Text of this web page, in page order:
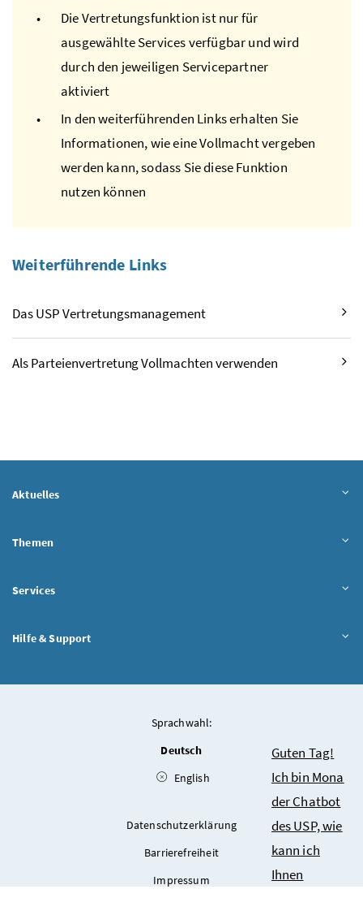
Die Vertretungsfunktion ist nur für
ausgewählte Services verfügbar und wird
durch den jeweiligen Servicepartner
aktiviert
In den weiterführenden Links erhalten Sie
Informationen, wie eine Vollmacht vergeben
werden kann, sodass Sie diese Funktion
nutzen können
Weiterführende Links
Das USP Vertretungsmanagement
Als Parteienvertretung Vollmachten verwenden
Aktuelles
Themen
Services
Hilfe & Support
Sprachwahl:
Deutsch
English
Datenschutzerklärung
Barrierefreiheit
Impressum
Chatbot
Guten Tag!
Ich bin Mona
der Chatbot
des USP, wie
kann ich
Ihnen